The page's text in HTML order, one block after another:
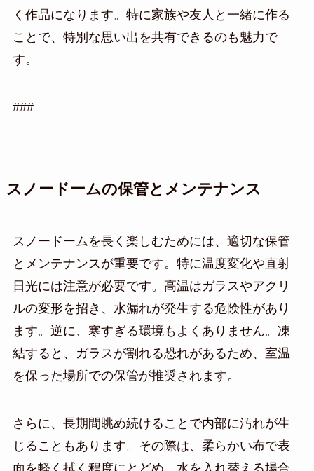
く作品になります。特に家族や友人と一緒に作る
ことで、特別な思い出を共有できるのも魅力で
す。
###
スノードームの保管とメンテナンス
スノードームを長く楽しむためには、適切な保管
とメンテナンスが重要です。特に温度変化や直射
日光には注意が必要です。高温はガラスやアクリ
ルの変形を招き、水漏れが発生する危険性があり
ます。逆に、寒すぎる環境もよくありません。凍
結すると、ガラスが割れる恐れがあるため、室温
を保った場所での保管が推奨されます。
さらに、長期間眺め続けることで内部に汚れが生
じることもあります。その際は、柔らかい布で表
面を軽く拭く程度にとどめ、水を入れ替える場合